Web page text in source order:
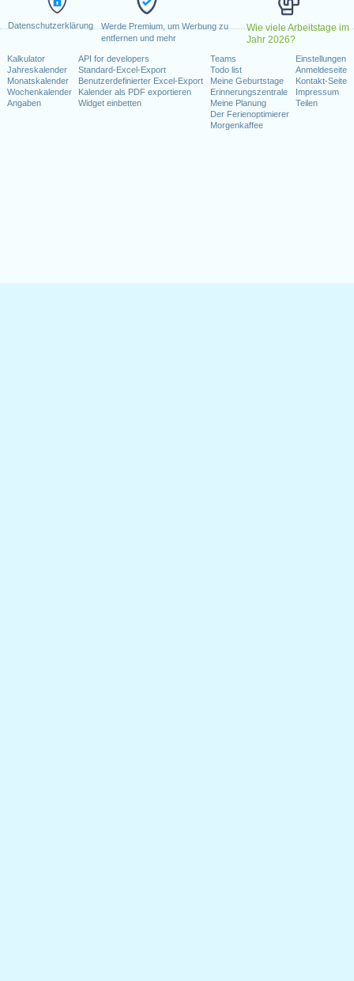
Datenschutzerklärung
Werde Premium, um Werbung zu
entfernen und mehr
Wie viele Arbeitstage im
Jahr 2026?
Kalkulator
Jahreskalender
Monatskalender
Wochenkalender
Angaben
API for developers
Standard-Excel-Export
Benutzerdefinierter Excel-Export
Kalender als PDF exportieren
Widget einbetten
Teams
Todo list
Meine Geburtstage
Erinnerungszentrale
Meine Planung
Der Ferienoptimierer
Morgenkaffee
Einstellungen
Anmeldeseite
Kontakt-Seite
Impressum
Teilen
11, 2019
28, 2019